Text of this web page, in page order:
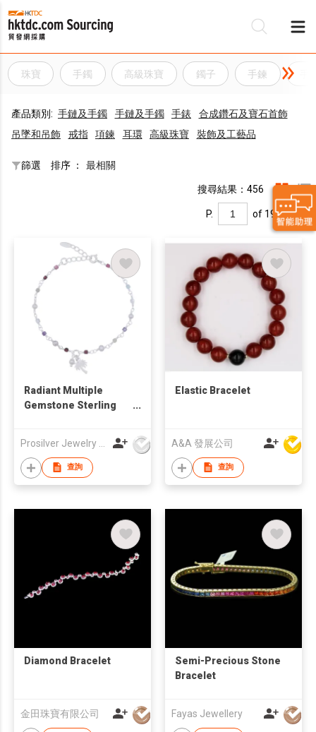
珠寶 手鐲 高級珠寶 鐲子 手鍊
產品類別: 手鏈及手鐲 手鏈及手鐲 手錶
合成鑽石及寶石首飾
吊墜和吊飾
戒指 項鍊 耳環 高級珠寶 裝飾及工藝品
篩選 排序 ： 最相關
搜尋結果：456
P. of 19
Radiant Multiple
Gemstone Sterling
查詢
Elastic Bracelet
A&A 發展公司
查詢
Diamond Bracelet
金田珠寶有限公司
Semi-Precious Stone
Bracelet
Fayas Jewellery